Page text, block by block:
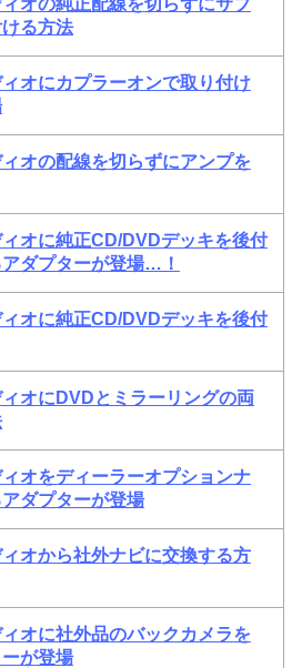
る方法
オにカプラーオンで取り付け
オの配線を切らずにアンプを
オに純正CD/DVDデッキを後付
ダプターが登場…！
オに純正CD/DVDデッキを後付
オにDVDとミラーリングの両
オをディーラーオプションナ
ダプターが登場
オから社外ナビに交換する方
オに社外品のバックカメラを
が登場